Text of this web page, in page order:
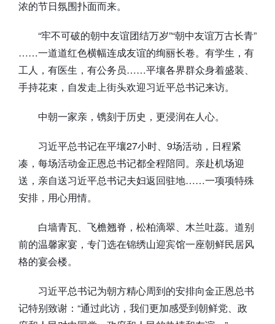
浓的节日氛围扑面而来。
“牢不可破的朝中友谊团结万岁”“朝中友谊万古长青”
……一道道红色横幅连成友谊的绚丽长卷。有学生，有
工人，有医生，有公务员……平壤各界群众身着盛装、
手持花束，自发走上街头欢迎习近平总书记来访。
中朝一家亲，镌刻于历史，更浸润在人心。
习近平总书记在平壤27小时、9场活动，日程紧
凑，每场活动金正恩总书记都全程陪同。亲赴机场迎
送，亲自送习近平总书记夫妇返回驻地……一项项特殊
安排，用心用情。
白墙青瓦、飞檐翘脊，松柏滴翠、木兰吐蕊。道别
前的温馨家宴，专门选在锦绣山迎宾馆一座朝鲜民居风
格的宴会楼。
习近平总书记为朝方精心周到的安排向金正恩总书
记特别致谢：“通过此访，我们更加感受到朝鲜党、政